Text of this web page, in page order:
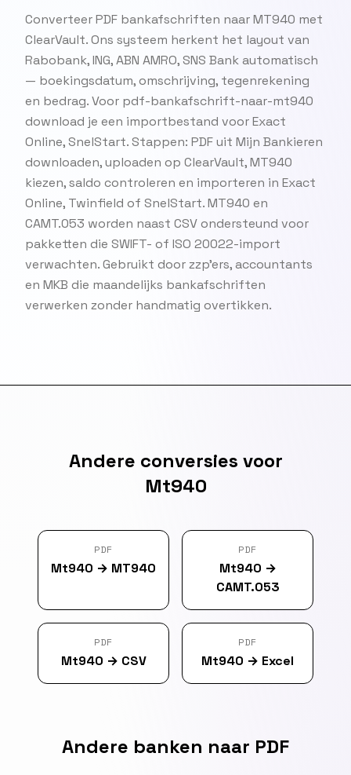
Converteer PDF bankafschriften naar MT940 met
ClearVault. Ons systeem herkent het layout van
Rabobank, ING, ABN AMRO, SNS Bank automatisch
— boekingsdatum, omschrijving, tegenrekening
en bedrag. Voor pdf-bankafschrift-naar-mt940
download je een importbestand voor Exact
Online, SnelStart. Stappen: PDF uit Mijn Bankieren
downloaden, uploaden op ClearVault, MT940
kiezen, saldo controleren en importeren in Exact
Online, Twinfield of SnelStart. MT940 en
CAMT.053 worden naast CSV ondersteund voor
pakketten die SWIFT- of ISO 20022-import
verwachten. Gebruikt door zzp'ers, accountants
en MKB die maandelijks bankafschriften
verwerken zonder handmatig overtikken.
Andere conversies voor
Mt940
PDF
Mt940 → MT940
PDF
Mt940 →
CAMT.053
PDF
Mt940 → CSV
PDF
Mt940 → Excel
Andere banken naar PDF